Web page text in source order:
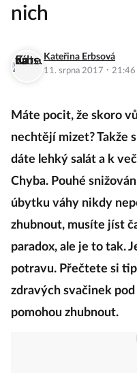
nich
Kateřina Erbsová
11. srpna 2017 · 21:46
Máte pocit, že skoro
nechtějí mizet? Takže
dáte lehký salát a k
Chyba. Pouhé
úbytku váhy nikdy
zhubnout, musíte jíst
paradox, ale je to tak.
potravu. Přečtete si
zdravých svačinek
pomohou zhubnout.